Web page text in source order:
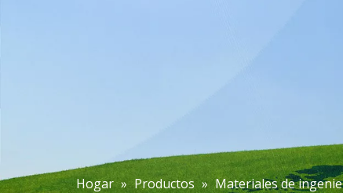
Hogar » Productos » Materiales de